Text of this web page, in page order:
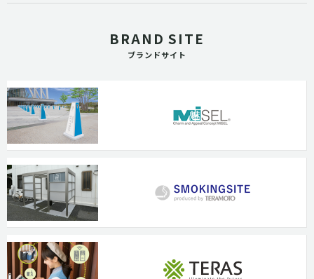
BRAND SITE
ブランドサイト